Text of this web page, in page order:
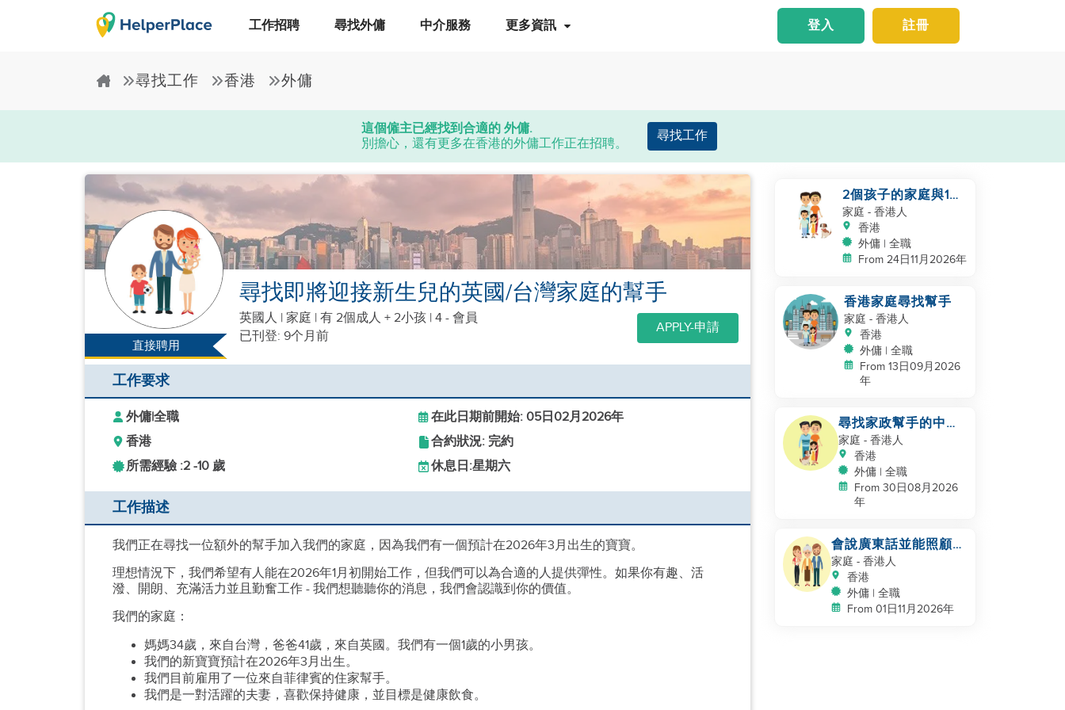
工作招聘 尋找外傭 中介服務 更多資訊 註冊
登入
尋找工作 香港 外傭
這個僱主已經找到合適的 外傭.
別擔心，還有更多在香港的外傭工作正在招聘。
尋找工作
直接聘用
尋找即將迎接新生兒的英國/台灣家庭的幫手
英國人 | 家庭 | 有 2個成人 + 2小孩 | 4 - 會員
已刊登: 9个月前
APPLY-申請
工作要求
外傭|全職
在此日期前開始: 05日02月2026年
香港
合約狀況: 完約
所需經驗 :2 -10 歲 休息日:星期六
工作描述
我們正在尋找一位額外的幫手加入我們的家庭，因為我們有一個預計在2026年3月出生的寶寶。
理想情況下，我們希望有人能在2026年1月初開始工作，但我們可以為合適的人提供彈性。如果你有趣、活
潑、開朗、充滿活力並且勤奮工作 - 我們想聽聽你的消息，我們會認識到你的價值。
我們的家庭：
媽媽34歲，來自台灣，爸爸41歲，來自英國。我們有一個1歲的小男孩。
我們的新寶寶預計在2026年3月出生。
我們目前雇用了一位來自菲律賓的住家幫手。
我們是一對活躍的夫妻，喜歡保持健康，並目標是健康飲食。
2個孩子的家庭與1隻
貓
家庭 - 香港人
香港
外傭 | 全職
From 24日11月2026年
香港家庭尋找幫手
家庭 - 香港人
香港
外傭 | 全職
From 13日09月2026
年
尋找家政幫手的中國
家庭
家庭 - 香港人
香港
外傭 | 全職
From 30日08月2026
年
會說廣東話並能照顧的
家庭幫手
家庭 - 香港人
香港
外傭 | 全職
From 01日11月2026年